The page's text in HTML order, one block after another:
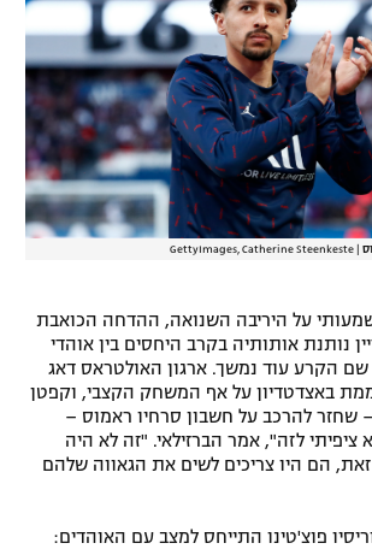
1
לבית עסק
הערוצים
GettyImages, Catherine Steenkeste
על היריבה השנואה, ההדחה הכואבת
נותנת אותותיה בקרב היחסים בין אוהדי
הקרע עוד נמשך. ארגון האולטראס דאג
באצדטדיון על אף המשחק הקצבי, וקפטן
שחזר להרכב על חשבון סרחיו ראמוס –
ציפיתי לזה", אמר הברזילאי. "זה לא היה
הם היו צריכים לשים את הגאווה שלהם
פוצ'טינו התייחס למצב עם האוהדים: